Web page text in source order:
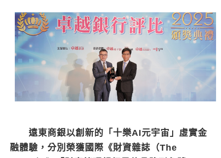
遠東商銀以創新的「十樂AI元宇宙」虛實金
融體驗，分別榮獲國際《財資雜誌（The